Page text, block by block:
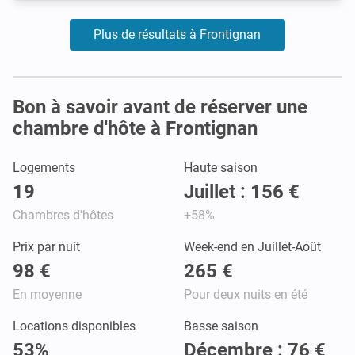
Plus de résultats à Frontignan
Bon à savoir avant de réserver une
chambre d'hôte à Frontignan
Logements
19
Chambres d'hôtes
Haute saison
Juillet : 156 €
+58%
Prix par nuit
98 €
En moyenne
Week-end en Juillet-Août
265 €
Pour deux nuits en été
Locations disponibles
53%
Basse saison
Décembre : 76 €